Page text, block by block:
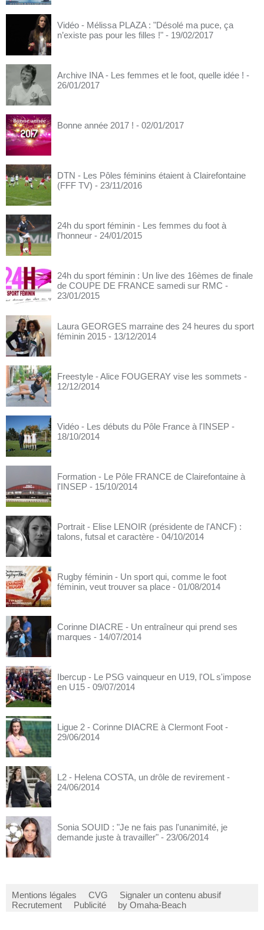
Vidéo - Mélissa PLAZA : "Désolé ma puce, ça
n’existe pas pour les filles !" - 19/02/2017
Archive INA - Les femmes et le foot, quelle idée ! -
26/01/2017
Bonne année 2017 ! - 02/01/2017
DTN - Les Pôles féminins étaient à Clairefontaine
(FFF TV) - 23/11/2016
24h du sport féminin - Les femmes du foot à
l’honneur - 24/01/2015
24h du sport féminin : Un live des 16èmes de finale
de COUPE DE FRANCE samedi sur RMC -
23/01/2015
Laura GEORGES marraine des 24 heures du sport
féminin 2015 - 13/12/2014
Freestyle - Alice FOUGERAY vise les sommets -
12/12/2014
Vidéo - Les débuts du Pôle France à l'INSEP -
18/10/2014
Formation - Le Pôle FRANCE de Clairefontaine à
l'INSEP - 15/10/2014
Portrait - Elise LENOIR (présidente de l'ANCF) :
talons, futsal et caractère - 04/10/2014
Rugby féminin - Un sport qui, comme le foot
féminin, veut trouver sa place - 01/08/2014
Corinne DIACRE - Un entraîneur qui prend ses
marques - 14/07/2014
Ibercup - Le PSG vainqueur en U19, l'OL s'impose
en U15 - 09/07/2014
Ligue 2 - Corinne DIACRE à Clermont Foot -
29/06/2014
L2 - Helena COSTA, un drôle de revirement -
24/06/2014
Sonia SOUID : "Je ne fais pas l'unanimité, je
demande juste à travailler" - 23/06/2014
Mentions légales CVG
Signaler un contenu abusif
Recrutement
Publicité by Omaha-Beach